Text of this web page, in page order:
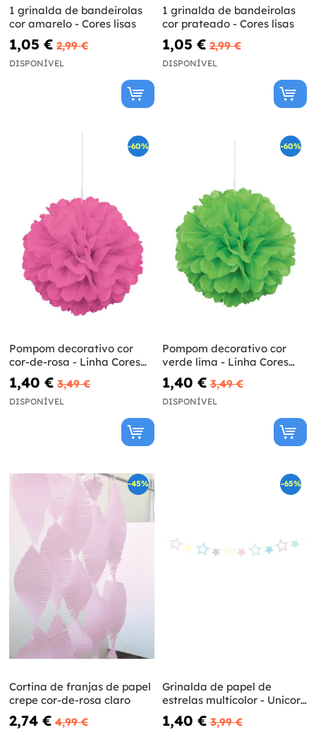
1 grinalda de bandeirolas
cor amarelo - Cores lisas
1,05 € 2,99 €
DISPONÍVEL
1 grinalda de bandeirolas
cor prateado - Cores lisas
1,05 € 2,99 €
DISPONÍVEL
-60%
Pompom decorativo cor
cor-de-rosa - Linha Cores
Básicas
1,40 € 3,49 €
DISPONÍVEL
-60%
Pompom decorativo cor
verde lima - Linha Cores
Básicas
1,40 € 3,49 €
DISPONÍVEL
-45%
Cortina de franjas de papel
crepe cor-de-rosa claro
2,74 € 4,99 €
-65%
Grinalda de papel de
estrelas multicolor - Unicorn
Collection
1,40 € 3,99 €